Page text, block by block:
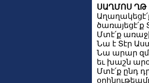
ՍԱՂՄՈՍ ՂԹ
Մտէ՛ք
Նա է Տէր
Նա արար
եւ խաշն
Մտէ՛ք ընդ